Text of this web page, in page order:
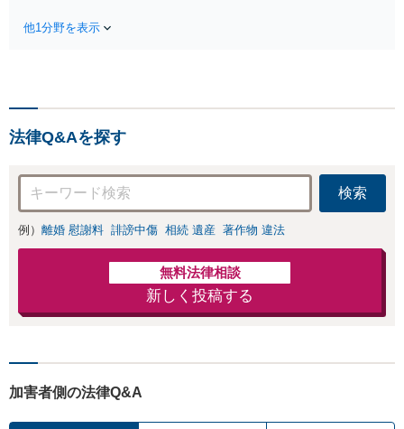
ービスだけでな
す。
他1分野を表示
法律Q&Aを探す
検索
例） 離婚 慰謝料 誹謗中傷 相続 遺産 著作物 違法
無料法律相談
新しく投稿する
加害者側の法律Q&A